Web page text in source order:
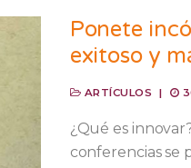
Ponete
exitoso y
ARTÍCULOS |
¿Qué es
conferencias se